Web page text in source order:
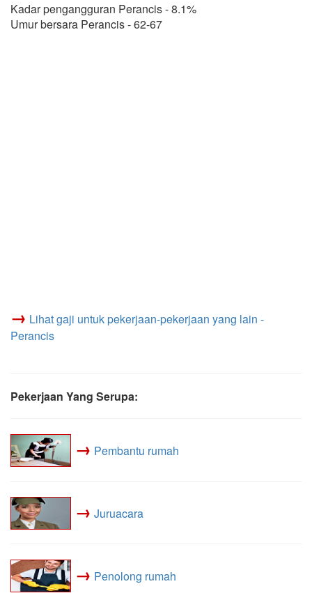
Kadar pengangguran Perancis - 8.1%
Umur bersara Perancis - 62-67
→ Lihat gaji untuk pekerjaan-pekerjaan yang lain -
Perancis
Pekerjaan Yang Serupa:
→ Pembantu rumah
→ Juruacara
→ Penolong rumah